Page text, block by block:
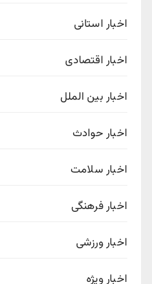
اخبار استانی
اخبار اقتصادی
اخبار بین الملل
اخبار حوادث
اخبار سلامت
اخبار فرهنگی
اخبار ورزشی
اخبار ویژه